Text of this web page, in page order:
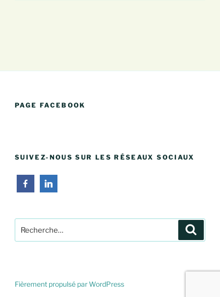
PAGE FACEBOOK
SUIVEZ-NOUS SUR LES RÉSEAUX SOCIAUX
pour
Fièrement propulsé par WordPress